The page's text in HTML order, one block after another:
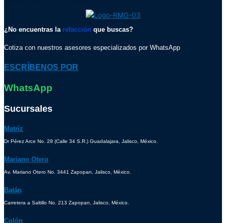
¿No encuentras la refacción que buscas?
Cotiza con nuestros asesores especializados por WhatsApp
ESCRÍBENOS POR
WhatsApp
Sucursales
Matríz
Dr Pérez Arce No. 28 (Calle 34 S.R.) Guadalajara, Jalisco, México.
Mariano Otero
Av. Mariano Otero No. 3441 Zapopan, Jalisco, México.
Batán
Carretera a Saltillo No. 213 Zapopan, Jalisco, México.
Colón